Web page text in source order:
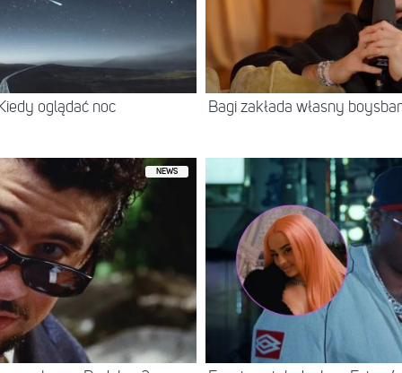
oglądać noc Bagi zakłada własny
NEWS